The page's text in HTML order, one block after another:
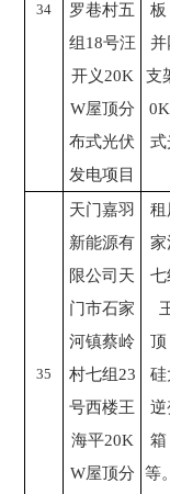
34
罗巷村五
组18号汪
开义20K
W屋顶分
布式光伏
发电项目
板
并
支
式
35
天门嘉羽
新能源有
限公司天
门市石家
河镇蔡岭
村七组23
号西楼王
海平20K
W屋顶分
租
家
七
顶
硅
逆
箱
等